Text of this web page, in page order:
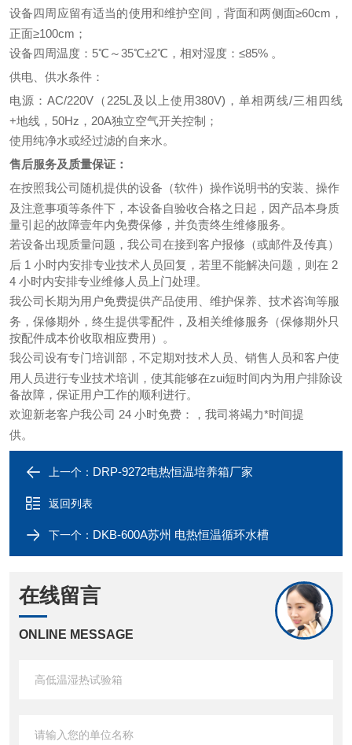
设备四周应留有适当的使用和维护空间，背面和两侧面≥60cm，
正面≥100cm；
设备四周温度：5℃～35℃±2℃，相对湿度：≤85% 。
供电、供水条件：
电源：AC/220V（ 225L及以上使用380V)，单相两线/三相四线
+地线，50Hz，20A独立空气开关控制；
使用纯净水或经过滤的自来水。
售后服务及质量保证：
在按照我公司随机提供的设备（软件）操作说明书的安装、操作
及注意事项等条件下，本设备自验收合格之日起，因产品本身质
量引起的故障壹年内免费保修，并负责终生维修服务。
若设备出现质量问题，我公司在接到客户报修（或邮件及传真）
后 1 小时内安排专业技术人员回复，若里不能解决问题，则在 2
4 小时内安排专业维修人员上门处理。
我公司长期为用户免费提供产品使用、维护保养、技术咨询等服
务，保修期外，终生提供零配件，及相关维修服务（保修期外只
按配件成本价收取相应费用）。
我公司设有专门培训部，不定期对技术人员、销售人员和客户使
用人员进行专业技术培训，使其能够在zui短时间内为用户排除设
备故障，保证用户工作的顺利进行。
欢迎新老客户我公司 24 小时免费： ，我司将竭力*时间提
供。
上一个： DRP-9272电热恒温培养箱厂家
返回列表
下一个： DKB-600A苏州 电热恒温循环水槽
在线留言
ONLINE MESSAGE